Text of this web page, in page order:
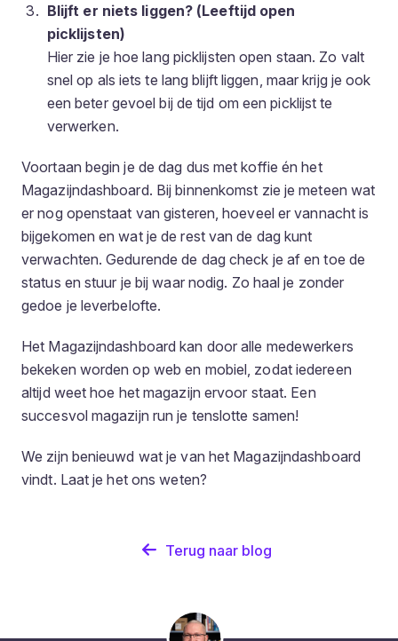
Blijft er niets liggen? (Leeftijd open
picklijsten)
Hier zie je hoe lang picklijsten open staan. Zo valt
snel op als iets te lang blijft liggen, maar krijg je ook
een beter gevoel bij de tijd om een picklijst te
verwerken.
Voortaan begin je de dag dus met koffie én het
Magazijndashboard. Bij binnenkomst zie je meteen wat
er nog openstaat van gisteren, hoeveel er vannacht is
bijgekomen en wat je de rest van de dag kunt
verwachten. Gedurende de dag check je af en toe de
status en stuur je bij waar nodig. Zo haal je zonder
gedoe je leverbelofte.
Het Magazijndashboard kan door alle medewerkers
bekeken worden op web en mobiel, zodat iedereen
altijd weet hoe het magazijn ervoor staat. Een
succesvol magazijn run je tenslotte samen!
We zijn benieuwd wat je van het Magazijndashboard
vindt. Laat je het ons weten?
Terug naar blog